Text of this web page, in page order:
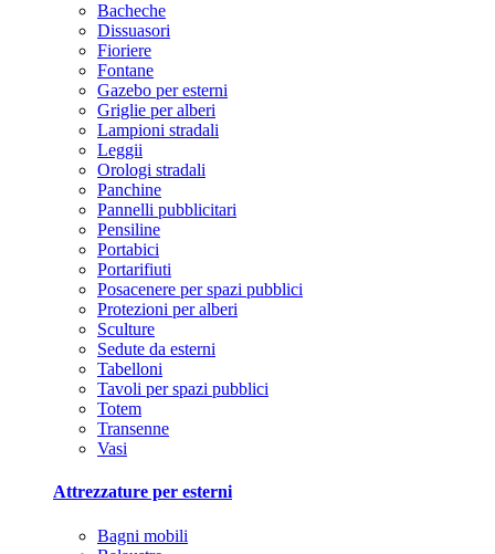
Bacheche
Dissuasori
Fioriere
Fontane
Gazebo per esterni
Griglie per alberi
Lampioni stradali
Leggii
Orologi stradali
Panchine
Pannelli pubblicitari
Pensiline
Portabici
Portarifiuti
Posacenere per spazi pubblici
Protezioni per alberi
Sculture
Sedute da esterni
Tabelloni
Tavoli per spazi pubblici
Totem
Transenne
Vasi
Attrezzature per esterni
Bagni mobili